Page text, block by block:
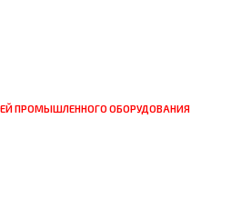
ПРОМЫШЛЕННОГО ОБОРУДОВАНИЯ